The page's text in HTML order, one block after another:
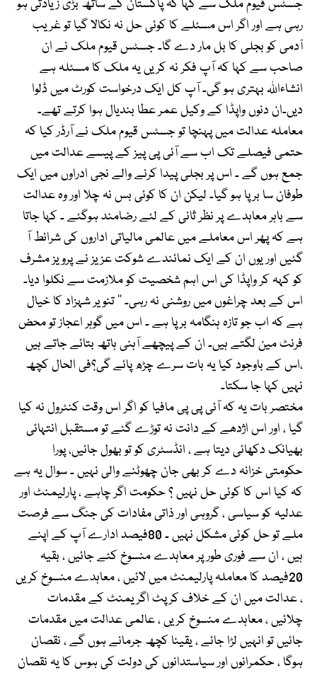
جسٹس قیوم ملک سے کہا کہ پاکستان کے ساتھ بڑی زیادتی ہو
رہی ہے اور اگر اس مسئلے کا کوئی حل نہ نکالا گیا تو غریب
آدمی کو بجلی کا بل مار دے گا۔ جسٹس قیوم ملک نے ان
صاحب سے کہا کہ آپ فکر نہ کریں یہ ملک کا مسئلہ ہے
انشاءاللہ بہتری ہو گی۔ آپ کل ایک درخواست کورٹ میں ڈلوا
دیں۔ان دنوں واپڈا کے وکیل عمر عطا بندیال ہوا کرتے تھے۔
معاملہ عدالت میں پہنچا تو جسٹس قیوم ملک نے آرڈر کیا کہ
حتمی فیصلے تک اب سے آئی پی پیز کے پیسے عدالت میں
جمع ہوں گے ۔ اس پر بجلی پیدا کرنے والے نجی ادراوں میں ایک
طوفان سا برپا ہو گیا۔ لیکن ان کا کوئی بس نہ چلا اور وہ عدالت
سے باہر معاہدے پر نظر ثانی کے لئے رضامند ہوگئے ۔ کہا جاتا
ہے کہ پھر اس معاملے میں عالمی مالیاتی اداروں کی شرائط آ
گئیں اور یوں ان کے ایک نمائندے شوکت عزیز نے پرویز مشرف
کو کہہ کر واپڈا کی اس اہم شخصیت کو ملازمت سے نکلوا دیا۔
اس کے بعد چراغوں میں روشنی نہ رہی۔ ‘‘ تنویر شہزاد کا خیال
ہے کہ اب جو تازہ ہنگامہ برپا ہے ۔ اس میں گوہر اعجاز تو محض
فرنٹ مین لگتے ہیں۔ ان کے پیچھے آہنی ہاتھ بتائے جاتے ہیں
،اس کے باوجود کیا یہ بات سرے چڑھ پائے گی؟فی الحال کچھ
نہیں کہا جا سکتا۔
مختصر بات یہ کہ آئی پی پی مافیا کو اگر اس وقت کنٹرول نہ کیا
گیا ، اور اس اژدھے کے دانت نہ توڑے گئے تو مستقبل انتہائی
بھیانک دکھائی دیتا ہے ، انڈسٹری کو تو بھول جائیں، پورا
حکومتی خزانہ دے کر بھی جان چھوٹنے والی نہیں ۔ سوال یہ ہے
کہ کیا اس کا کوئی حل نہیں ؟ حکومت اگر چاہے ، پارلیمنٹ اور
عدلیہ کو سیاسی ، گروہی اور ذاتی مفادات کی جنگ سے فرصت
ملے تو حل کوئی مشکل نہیں ۔ 80فیصد ادارے آپ کے اپنے
ہیں ، ان سے فوری طور پر معاہدے منسوخ کئے جائیں ، بقیہ
20فیصد کا معاملہ پارلیمنٹ میں لائیں ، معاہدے منسوخ کریں
، عدالت میں ان کے خلاف کرپٹ اگریمنٹ کے مقدمات
چلائیں ، معاہدے منسوخ کریں ، عالمی عدالت میں مقدمات
جائیں تو انہیں لڑا جائے ، یقینا کچھ جرمانے ہوں گے ، نقصان
ہوگا ، حکمرانوں اور سیاستدانوں کی دولت کی ہوس کا یہ نقصان